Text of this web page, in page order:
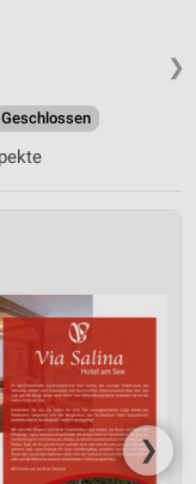
❯
Geschlossen
❯